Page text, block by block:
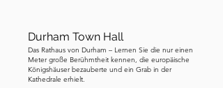
frühen englischen Geschichte.
Schließlich, im neunten Jahrhundert,
konnten die Mönche den Körper nicht
mehr schützen, und sie flohen, den
Durham Town Hall
Das Rathaus von Durham – Lernen Sie die nur einen
Meter große Berühmtheit kennen, die europäische
Königshäuser bezauberte und ein Grab in der
Kathedrale erhielt.